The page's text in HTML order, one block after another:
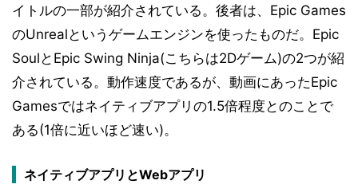
イトルの一部が紹介されている。後者は、Epic Games
のUnrealというゲームエンジンを使ったものだ。Epic
SoulとEpic Swing Ninja(こちらは2Dゲーム)の2つが紹
介されている。動作速度であるが、動画にあったEpic
Gamesではネイティブアプリの1.5倍程度とのことで
ある(1倍に近いほど速い)。
ネイティブアプリとWebアプリ